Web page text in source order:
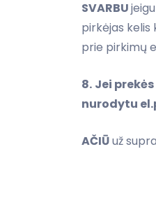
SVARBU
pirkėjas
prie pirkimų
8. Jei
nurodytu
AČIŪuž